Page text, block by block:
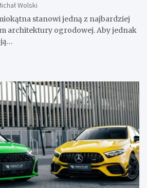
Wolski
stanowi jedną z najbardziej
architektury ogrodowej. Aby jednak